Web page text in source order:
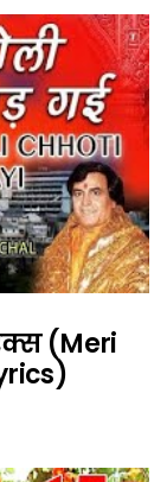
(Meri